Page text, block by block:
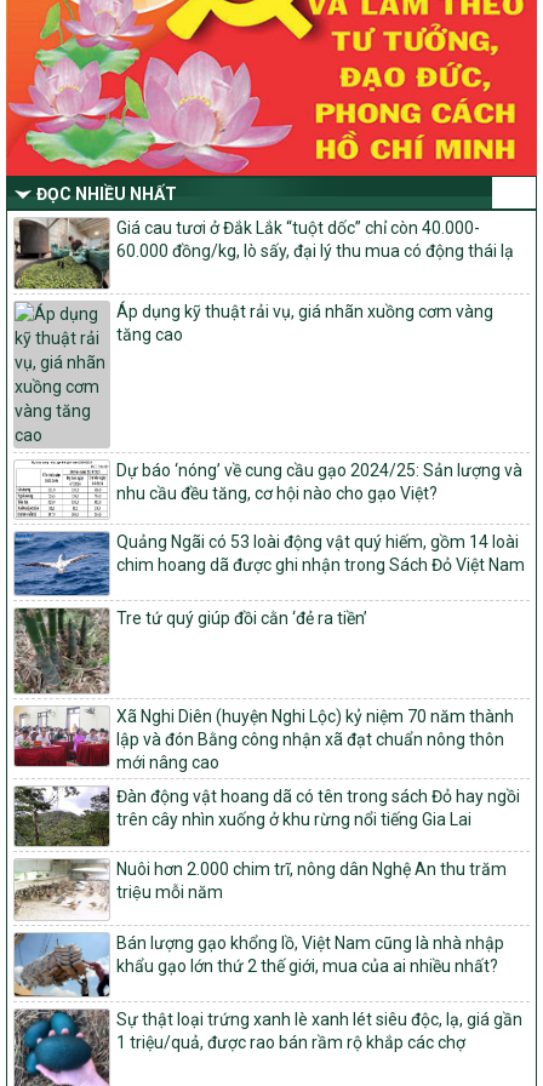
-2030 tỉnh Nghệ An
Thông tư Số 23/2026/TT-BNNMT
Thông tư Hướng dẫn thực hiện một số nội dung Chương trình
mục tiêu quốc gia xây dựng nông thôn mới, giảm nghèo bền
vững và phát triển kinh tế – xã hội vùng đồng bào dân tộc thiểu
số và miền núi giai đoạn 2026-2030 thuộc phạm vi quản lý nhà
nước của Bộ Nông nghiệp và Môi trường
Quyết định số: 26/2026/QĐ-TTg
Quyết định ban hành Bộ tiêu chí và quy trình đánh giá, phân hạng
sản phẩm Mỗi xã một sản phẩm
số: 19/2026/QĐ-TTg
Quy định điều kiện, trình tự, thủ tục, hồ sơ xét, công nhận, công bố
và thu hồi quyết định công nhận xã đạt chuẩn nông thôn mới, xã
đạt nông thôn mới hiện đại và tỉnh, thành phố hoàn thành nhiệm
vụ xây dựng nông thôn mới giai đoạn 2026 – 2030
Quy định nguyên tắc, tiêu chí, định mức phân bổ ngân sách trung
ương và tỉ lệ vốn đối ứng ngân sách của địa phương thực hiện
Chương trình mục tiêu quốc gia xây dựng nông thôn mới, giảm
nghèo bền vững và phát triển kinh tế – xã hội vùng đồng bào dân
tộc thiểu số và miền núi giai đoạn 2026 – 2030
1451/QĐ-UBND
Phê duyệt danh sách các xã thuộc nhóm 1, nhóm 2, nhóm 3
trong xây dựng nông thôn mới giai đoạn 2026-2030 trên địa bàn
tỉnh Nghệ An
103/PTNT-NTM
Về việc đăng ký thực hiện Dự án liên kết theo chuỗi giá trị thuộc
Dự án 2 – Chương trình Mục tiêu quốc gia Giảm nghèo bền vững
giai đoạn 2021-2025 được kéo dài sang năm 2026
827/QĐ-BNNMT
Quyết định Ban hành Kế hoạch triển khai thực hiện Chương trình
mục tiêu quốc gia xây dựng nông thôn mới, giảm nghèo bền
vững và phát triển kinh tế – xã hội vùng đồng bào dân tộc thiểu
số và miền núi giai đoạn 2026-2035, giai đoạn I: Từ năm 2026
đến năm 2030
14/2026/TT-BNNMT
Hướng dẫn thực hiện một số nội dung tiêu chí, điều kiện thuộc Bộ
tiêu chí quốc gia về nông thôn mới giai đoạn 2026 – 2030 thuộc
phạm vi quản lý nhà nước của Bộ Nông nghiệp và Môi trường
417/QĐ-BNNMT
Phê duyệt Chương trình mục tiêu quốc gia xây dựng nông thôn
ĐỌC NHIỀU NHẤT
Giá cau tươi ở Đắk Lắk “tuột dốc” chỉ còn 40.000-
60.000 đồng/kg, lò sấy, đại lý thu mua có động thái lạ
Áp dụng kỹ thuật rải vụ, giá nhãn xuồng cơm vàng
tăng cao
Dự báo ‘nóng’ về cung cầu gạo 2024/25: Sản lượng và
nhu cầu đều tăng, cơ hội nào cho gạo Việt?
Quảng Ngãi có 53 loài động vật quý hiếm, gồm 14 loài
chim hoang dã được ghi nhận trong Sách Đỏ Việt Nam
Tre tứ quý giúp đồi cằn ‘đẻ ra tiền’
Xã Nghi Diên (huyện Nghi Lộc) kỷ niệm 70 năm thành
lập và đón Bằng công nhận xã đạt chuẩn nông thôn
mới nâng cao
Đàn động vật hoang dã có tên trong sách Đỏ hay ngồi
trên cây nhìn xuống ở khu rừng nổi tiếng Gia Lai
Nuôi hơn 2.000 chim trĩ, nông dân Nghệ An thu trăm
triệu mỗi năm
Bán lượng gạo khổng lồ, Việt Nam cũng là nhà nhập
khẩu gạo lớn thứ 2 thế giới, mua của ai nhiều nhất?
Sự thật loại trứng xanh lè xanh lét siêu độc, lạ, giá gần
1 triệu/quả, được rao bán rầm rộ khắp các chợ